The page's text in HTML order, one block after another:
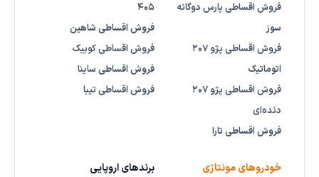
فروش اقساطی پارس دوگانه
سوز
فروش اقساطی پژو ۲۰۷
اتوماتیک
فروش اقساطی پژو ۲۰۷
دنده‌ای
فروش اقساطی تارا
۴۰۵
فروش اقساطی شاهین
فروش اقساطی کوییک
فروش اقساطی ساینا
فروش اقساطی تیبا
خودروهای مونتاژی برندهای اروپایی